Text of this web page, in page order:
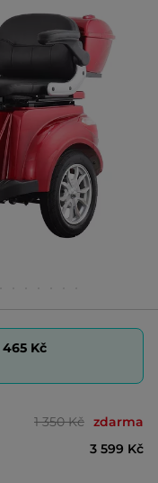
465 Kč
1 350 Kč zdarma
3 599 Kč